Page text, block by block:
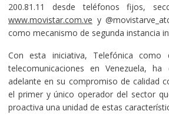
200.81.11 desde teléfonos fijos,
www.movistar.com.ve y
como mecanismo de segunda instancia
Con esta iniciativa, Telefónica como
telecomunicaciones en Venezuela,
adelante en su compromiso de calidad
el primer y único operador del sector
proactiva una unidad de estas